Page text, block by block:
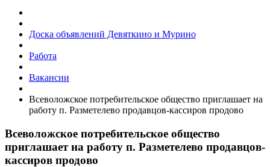
Доска объявлений Девяткино и Мурино
Работа
Вакансии
Всеволожское потребительское общество приглашает на
работу п. Разметелево продавцов-кассиров продово
Всеволожское потребительское общество
приглашает на работу п. Разметелево продавцов-
кассиров продово